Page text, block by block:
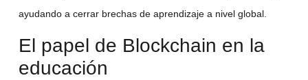
ayudando a cerrar brechas de aprendizaje a nivel global.
El papel de Blockchain en la
educación